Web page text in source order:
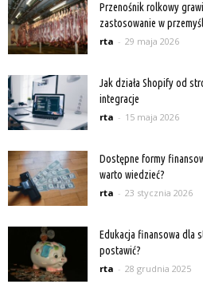
Przenośnik rolkowy
zastosowanie w
rta - 29 maja 2026
Jak działa Shopify od
integracje
rta - 15 maja 2026
Dostępne formy
warto wiedzieć?
rta - 23 stycznia 2026
Edukacja finansowa dla
postawić?
rta - 28 grudnia 2025